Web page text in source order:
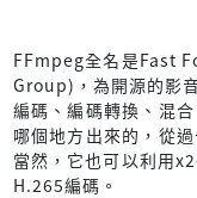
FFmpeg全名是Fast
Group)，為開源的影
編碼、編碼轉換、混
哪個地方出來的，從
當然，它也可以利用
H.265編碼。